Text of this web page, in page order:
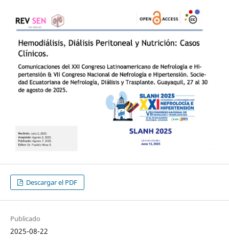
Descargar el PDF
Publicado
2025-08-22